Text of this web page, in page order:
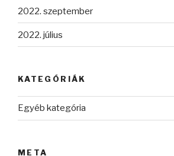
2022. szeptember
2022. július
KATEGÓRIÁK
Egyéb kategória
META